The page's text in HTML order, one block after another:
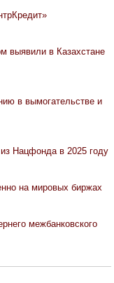
выявили в Казахстане
в вымогательстве и
Нацфонда в 2025 году
на мировых биржах
межбанковского